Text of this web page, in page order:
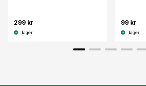
299 kr
I lager
99 kr
I lager